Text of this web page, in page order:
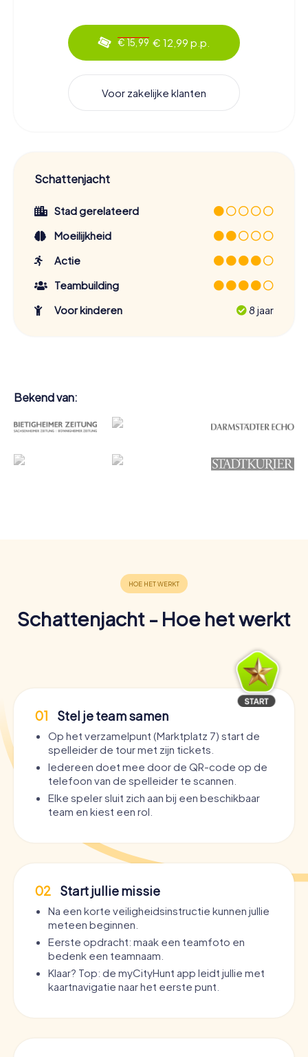
€ 15,99 € 12,99 p.p.
Voor zakelijke klanten
Schattenjacht
Stad gerelateerd
Moeilijkheid
Actie
Teambuilding
Voor kinderen
8 jaar
Bekend van:
Schattenjacht - Hoe het werkt
01 Stel je team samen
Op het verzamelpunt (Marktplatz 7) start de
spelleider de tour met zijn tickets.
Iedereen doet mee door de QR-code op de
telefoon van de spelleider te scannen.
Elke speler sluit zich aan bij een beschikbaar
team en kiest een rol.
02 Start jullie missie
Na een korte veiligheidsinstructie kunnen jullie
meteen beginnen.
Eerste opdracht: maak een teamfoto en
bedenk een teamnaam.
Klaar? Top: de myCityHunt app leidt jullie met
kaartnavigatie naar het eerste punt.